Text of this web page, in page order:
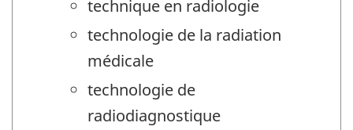
technique en radiologie
technologie de la radiation
médicale
technologie de
radiodiagnostique